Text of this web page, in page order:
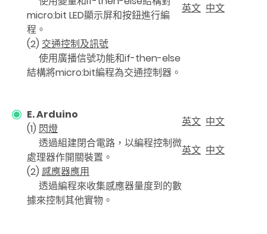
micro:bit LED顯示屏和按鈕進行編
程。
(2) 交通控制及訊號
使用廣播信號功能和if-then-else
結構將micro:bit編程為交通控制器。
英文 中文
E. Arduino
(1) 閃燈
透過組建閉合電路，以編程控制微
處理器作開關裝置。
(2) 感應器應用
透過編程來收集感應器量度到的數
據來控制其他實物。
英文 中文
英文 中文